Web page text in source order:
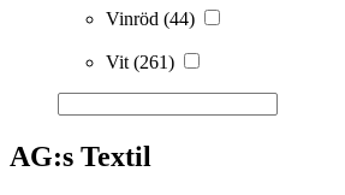
Vinröd (44)
Vit (261)
AG:s Textil